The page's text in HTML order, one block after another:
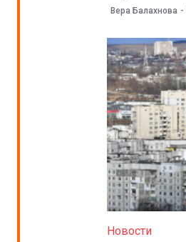
Вера Балахнова
Новости